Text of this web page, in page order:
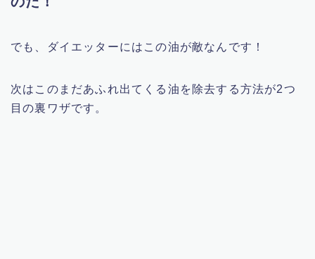
でも、ダイエッターにはこの油が敵なんです！
次はこのまだあふれ出てくる油を除去する方法が2つ
目の裏ワザです。